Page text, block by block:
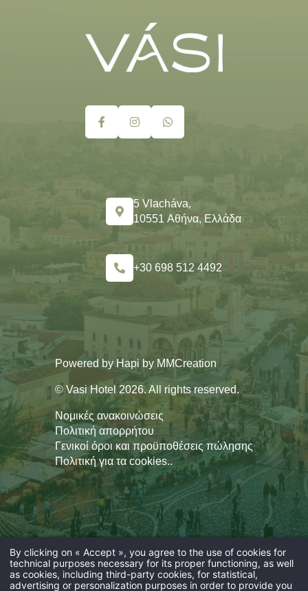
5 Vlacháva,
10551 Αθήνα, Ελλάδα
+30 698 512 4492
Powered by Hapi by MMCreation
© Vasi Hotel 2026. All rights reserved.
Νομικές ανακοινώσεις
Πολιτική απορρήτου
Γενικοί όροι και προϋποθέσεις πώλησης
Πολιτική για τα cookies..
By clicking on « Accept », you agree to the use of cookies for
technical purposes necessary for its proper functioning, as well
as cookies, including third-party cookies, for statistical,
advertising or personalization purposes in order to provide you